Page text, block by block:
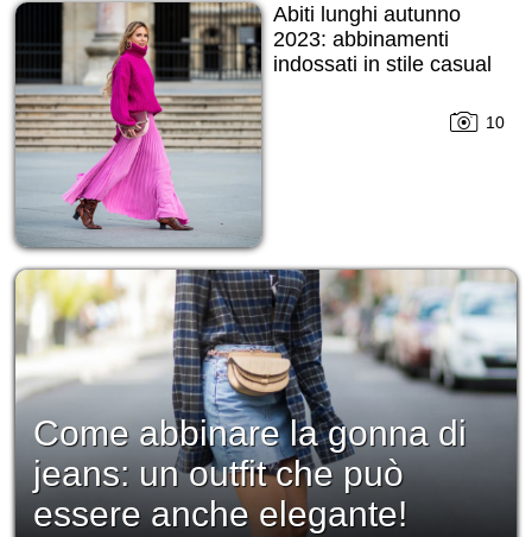
Abiti lunghi autunno
2023: abbinamenti
indossati in stile casual
10
Come abbinare la gonna di
jeans: un outfit che può
essere anche elegante!